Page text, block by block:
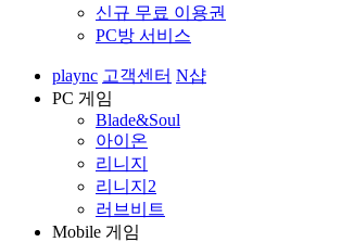
신규 무료 이용권
PC방 서비스
plaync 고객센터 N샵
PC 게임
Blade&Soul
아이온
리니지
리니지2
러브비트
Mobile 게임